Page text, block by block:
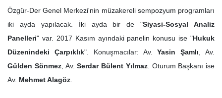
Özgür-Der Genel Merkezi'nin müzakereli sempozyum programları
iki ayda yapılacak. İki ayda bir de "Siyasi-Sosyal Analiz
Panelleri" var. 2017 Kasım ayındaki panelin konusu ise "Hukuk
Düzenindeki Çarpıklık". Konuşmacılar: Av.Yasin Şamlı , Av.
Gülden Sönmez, Av.Serdar Bülent Yılmaz. Oturum Başkanı ise
Av. Mehmet Alagöz